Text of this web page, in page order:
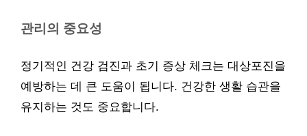
관리의 중요성
정기적인 건강 검진과 초기 증상 체크는 대상포진을
예방하는 데 큰 도움이 됩니다. 건강한 생활 습관을
유지하는 것도 중요합니다.